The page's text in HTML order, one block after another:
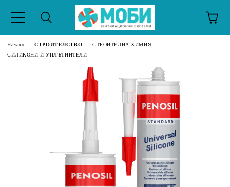
Начало СТРОИТЕЛСТВО
СТРОИТЕЛНА ХИМИЯ
СИЛИКОНИ И УПЛЪТНИТЕЛИ